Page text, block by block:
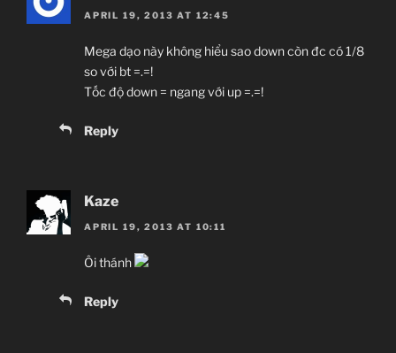
APRIL 19, 2013 AT 12:45
Mega dạo này không hiểu sao down còn đc có 1/8
so với bt =.=!
Tốc độ down = ngang với up =.=!
Reply
Kaze
APRIL 19, 2013 AT 10:11
Ôi thánh
Reply